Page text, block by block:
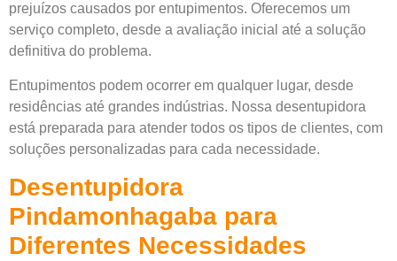
prejuízos causados por entupimentos. Oferecemos um
serviço completo, desde a avaliação inicial até a solução
definitiva do problema.
Entupimentos podem ocorrer em qualquer lugar, desde
residências até grandes indústrias. Nossa desentupidora
está preparada para atender todos os tipos de clientes, com
soluções personalizadas para cada necessidade.
Desentupidora
Pindamonhagaba para
Diferentes Necessidades